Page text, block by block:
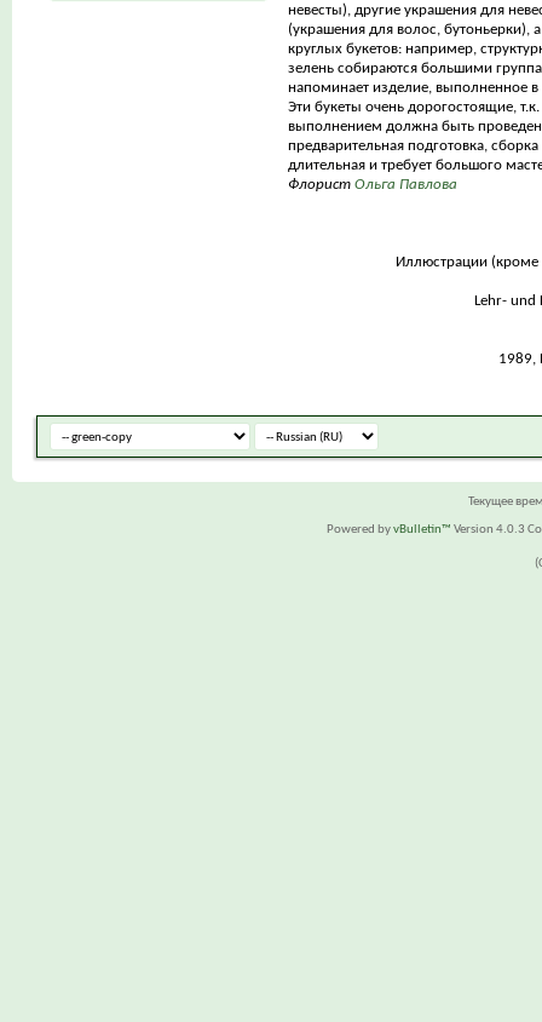
невесты), другие украшения для
(украшения для волос, бутоньерки),
круглых букетов: например,
зелень собираются большими
напоминает изделие, выполненное в
Эти букеты очень дорогостоящие,
выполнением должна быть
предварительная подготовка, сборка
длительная и требует большого
Флорист Ольга Павлова
Иллюстрации (кроме
Lehr- und
1989,
Текущее
Powered byvBulletin™ Version 4.0.3